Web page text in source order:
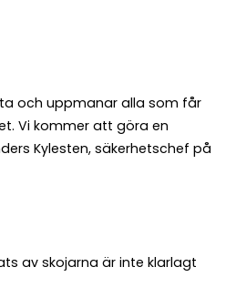
och uppmanar alla som får
Vi kommer att göra en
Kylesten, säkerhetschef på
av skojarna är inte klarlagt